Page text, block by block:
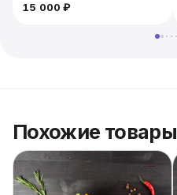
15 000 ₽
Похожие товары